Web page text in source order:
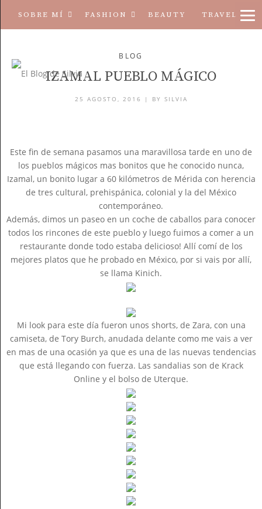
SOBRE MÍ FASHION BEAUTY TRAVEL
BLOG
IZAMAL PUEBLO MÁGICO
25 AGOSTO, 2016 | BY SILVIA
Este fin de semana pasamos una maravillosa tarde en uno de
los pueblos mágicos mas bonitos que he conocido nunca,
Izamal, un bonito lugar a 60 kilómetros de Mérida con herencia
de tres cultural, prehispánica, colonial y la del México
contemporáneo.
Además, dimos un paseo en un coche de caballos para conocer
todos los rincones de este pueblo y luego fuimos a comer a un
restaurante donde todo estaba delicioso! Allí comí de los
mejores platos que he probado en México, por si vais por allí,
se llama Kinich.
Mi look para este día fueron unos shorts, de Zara, con una
camiseta, de Tory Burch, anudada delante como me vais a ver
en mas de una ocasión ya que es una de las nuevas tendencias
que está llegando con fuerza. Las sandalias son de Krack
Online y el bolso de Uterque.